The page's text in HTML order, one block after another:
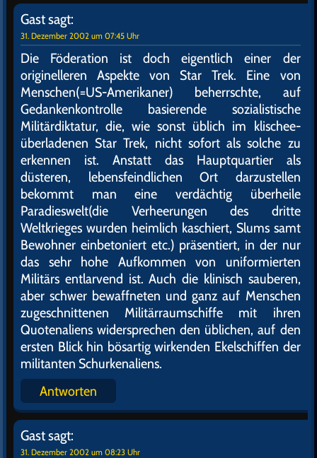
Gastsagt:
31. Dezember 2002 um 07:45 Uhr
Die Föderation ist doch eigentlich einer der
originelleren Aspekte von Star Trek. Eine von
Menschen(=US-Amerikaner) beherrschte, auf
Gedankenkontrolle basierende sozialistische
Militärdiktatur, die, wie sonst üblich im klischee-
überladenen Star Trek, nicht sofort als solche zu
erkennen ist. Anstatt das Hauptquartier als
düsteren, lebensfeindlichen Ort darzustellen
bekommt man eine verdächtig überheile
Paradieswelt(die Verheerungen des dritte
Weltkrieges wurden heimlich kaschiert, Slums samt
Bewohner einbetoniert etc.) präsentiert, in der nur
das sehr hohe Aufkommen von uniformierten
Militärs entlarvend ist. Auch die klinisch sauberen,
aber schwer bewaffneten und ganz auf Menschen
zugeschnittenen Militärraumschiffe mit ihren
Quotenaliens widersprechen den üblichen, auf den
ersten Blick hin bösartig wirkenden Ekelschiffen der
militanten Schurkenaliens.
Antworten
Gastsagt:
31. Dezember 2002 um 08:23 Uhr